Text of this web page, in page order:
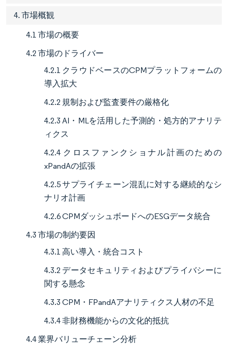
4. 市場概観
4.1 市場の概要
4.2 市場のドライバー
4.2.1 クラウドベースのCPMプラットフォームの
導入拡大
4.2.2 規制および監査要件の厳格化
4.2.3 AI・MLを活用した予測的・処方的アナリテ
ィクス
4.2.4 クロスファンクショナル計画のための
xPandAの拡張
4.2.5 サプライチェーン混乱に対する継続的なシ
ナリオ計画
4.2.6 CPMダッシュボードへのESGデータ統合
4.3 市場の制約要因
4.3.1 高い導入・統合コスト
4.3.2 データセキュリティおよびプライバシーに
関する懸念
4.3.3 CPM・FPandAアナリティクス人材の不足
4.3.4 非財務機能からの文化的抵抗
4.4 業界バリューチェーン分析